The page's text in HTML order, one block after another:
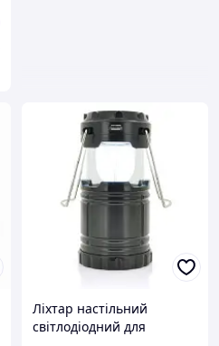
Ліхтар настільний
світлодіодний для